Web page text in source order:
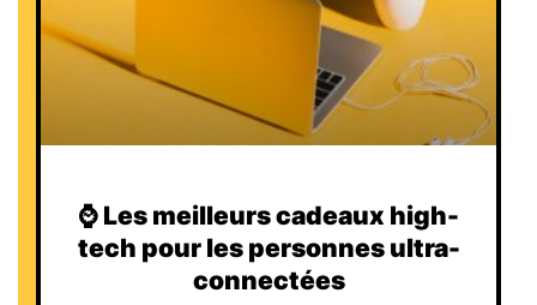
⌚️ Les meilleurs cadeaux high-
tech pour les personnes ultra-
connectées